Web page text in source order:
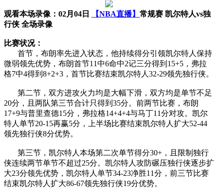
观看本场录像：02月04日 【NBA直播】 常规赛 凯尔特人vs独
行侠 全场录像
比赛状况：
首节，布朗率先进入状态，他持续得分引领凯尔特人保持
微弱领先优势，布朗首节11中6命中2记三分得到15+5，弗拉
格7中4得到8+2+3，首节比赛结束凯尔特人32-29领先独行侠。
第二节，双方进攻火力均是大幅下滑，双方均是单节不足
20分，且两队第三节合计只得到35分。前两节比赛，布朗
17+9与普里查德15分，弗拉格14+4+4与马丁11分对攻。凯尔
特人单节20-15再赢5分，上半场比赛结束凯尔特人扩大52-44
领先独行侠8分优势。
第三节，凯尔特人本场第二次单节得分30+，且限制独行
侠连续两节单节不超过25分。凯尔特人攻防碾压独行侠逐步扩
大23分领先优势，凯尔特人单节34-23净胜11分，前三节比赛
结束凯尔特人扩大86-67领先独行侠19分优势。